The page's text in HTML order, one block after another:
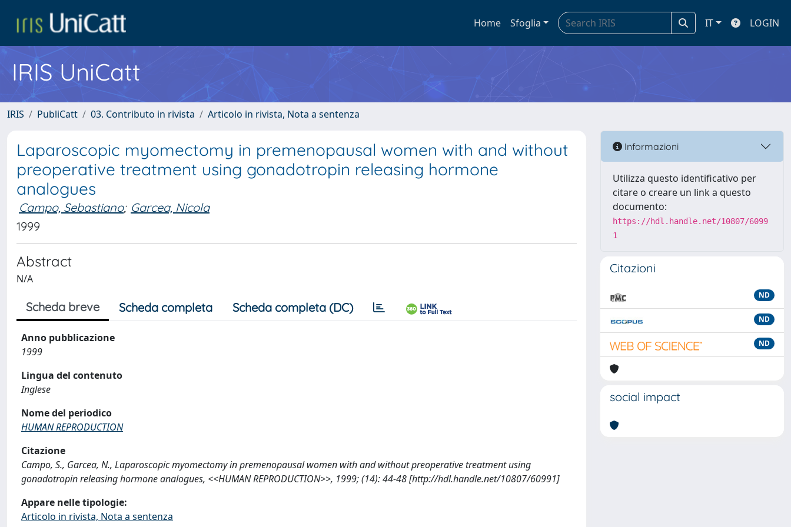
Home Sfoglia IT LOGIN
IRIS UniCatt
IRIS PubliCatt 03. Contributo in rivista Articolo in rivista, Nota a sentenza
Laparoscopic myomectomy in premenopausal women with and without
preoperative treatment using gonadotropin releasing hormone
analogues
Campo, Sebastiano; Garcea, Nicola
1999
Abstract
N/A
Scheda breve Scheda completa Scheda completa (DC)
Anno pubblicazione
1999
Lingua del contenuto
Inglese
Nome del periodico
HUMAN REPRODUCTION
Citazione
Campo, S., Garcea, N., Laparoscopic myomectomy in premenopausal women with and without preoperative treatment using
gonadotropin releasing hormone analogues, <<HUMAN REPRODUCTION>>, 1999; (14): 44-48 [http://hdl.handle.net/10807/60991]
Appare nelle tipologie:
Articolo in rivista, Nota a sentenza
Informazioni
Utilizza questo identificativo per
citare o creare un link a questo
documento:
https://hdl.handle.net/10807/6099
1
Citazioni
ND
ND
ND
social impact